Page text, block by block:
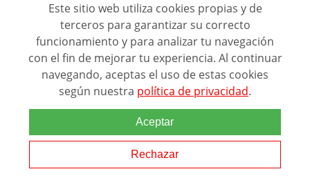
A Distancia 2000 2 años académ...
FP GRADO MEDIO EN FARMACIA Y
PARAFARMACIA
Relacionado con esta temática
Si estás interesado en desempeñarte como técnico en
Parafarmaciay sumergirte por completo en un ámbito que siempre
Este sitio web utiliza cookies propias y de
terceros para garantizar su correcto
funcionamiento y para analizar tu navegación
con el fin de mejorar tu experiencia. Al continuar
navegando, aceptas el uso de estas cookies
según nuestra política de privacidad.
Aceptar
Rechazar